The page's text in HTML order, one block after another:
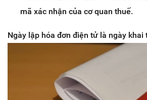
mã xác nhận của cơ quan thuế.
Ngày lập hóa đơn điện tử là ngày khai